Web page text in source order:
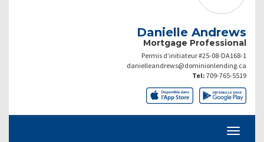
Danielle Andrews
Mortgage Professional
Permis d’initiateur #25-08-DA168-1
danielleandrews@dominionlending.ca
Tel: 709-765-5519